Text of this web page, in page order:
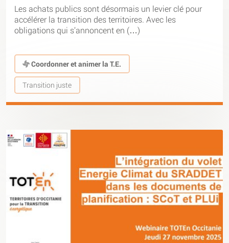
Les achats publics sont désormais un levier clé pour
accélérer la transition des territoires. Avec les
obligations qui s’annoncent en (…)
Coordonner et animer la T.E.
Transition juste